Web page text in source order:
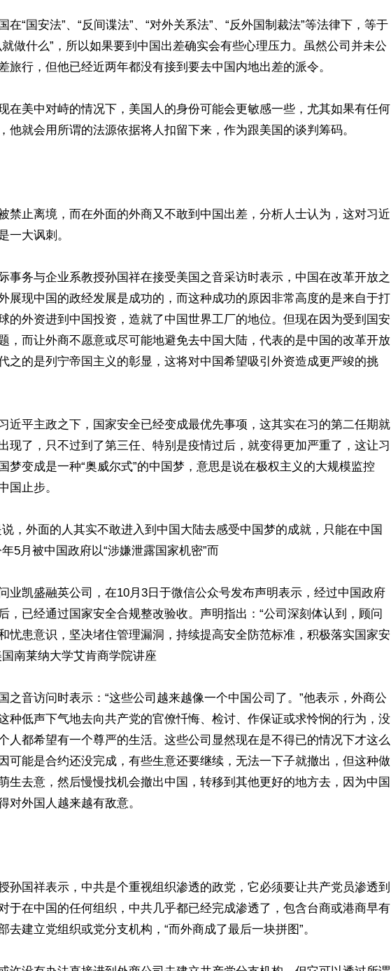
在“国安法”、“反间谍法”、“对外关系法”、“反外国制裁法”等法律下，等于
做什么”，所以如果要到中国出差确实会有些心理压力。虽然公司并未公
旅行，但他已经近两年都没有接到要去中国内地出差的派令。
在美中对峙的情况下，美国人的身份可能会更敏感一些，尤其如果有任何
他就会用所谓的法源依据将人扣留下来，作为跟美国的谈判筹码。
禁止离境，而在外面的外商又不敢到中国出差，分析人士认为，这对习近
一大讽刺。
事务与企业系教授孙国祥在接受美国之音采访时表示，中国在改革开放之
展现中国的政经发展是成功的，而这种成功的原因非常高度的是来自于打
的外资进到中国投资，造就了中国世界工厂的地位。但现在因为受到国安
，而让外商不愿意或尽可能地避免去中国大陆，代表的是中国的改革开放
之的是列宁帝国主义的彰显，这将对中国希望吸引外资造成更严竣的挑
近平主政之下，国家安全已经变成最优先事项，这其实在习的第二任期就
现了，只不过到了第三任、特别是疫情过后，就变得更加严重了，这让习
梦变成是一种“奥威尔式”的中国梦，意思是说在极权主义的大规模监控
国止步。
，外面的人其实不敢进入到中国大陆去感受中国梦的成就，只能在中国
5月被中国政府以“涉嫌泄露国家机密”而
业凯盛融英公司，在10月3日于微信公众号发布声明表示，经过中国政府
，已经通过国家安全合规整改验收。声明指出：“公司深刻体认到，顾问
忧患意识，坚决堵住管理漏洞，持续提高安全防范标准，积极落实国家安
南莱纳大学艾肯商学院讲座
之音访问时表示：“这些公司越来越像一个中国公司了。”他表示，外商公
种低声下气地去向共产党的官僚忏悔、检讨、作保证或求怜悯的行为，没
人都希望有一个尊严的生活。这些公司显然现在是不得已的情况下才这么
可能是合约还没完成，有些生意还要继续，无法一下子就撤出，但这种做
生去意，然后慢慢找机会撤出中国，转移到其他更好的地方去，因为中国
对外国人越来越有敌意。
孙国祥表示，中共是个重视组织渗透的政党，它必须要让共产党员渗透到
于在中国的任何组织，中共几乎都已经完成渗透了，包含台商或港商早有
去建立党组织或党分支机构，“而外商成了最后一块拼图”。